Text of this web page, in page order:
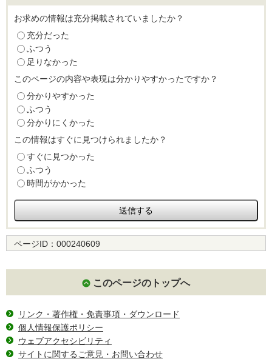
お求めの情報は充分掲載されていましたか？
充分だった
ふつう
足りなかった
このページの内容や表現は分かりやすかったですか？
分かりやすかった
ふつう
分かりにくかった
この情報はすぐに見つけられましたか？
すぐに見つかった
ふつう
時間がかかった
ページID： 000240609
このページのトップへ
リンク・著作権・免責事項・ダウンロード
個人情報保護ポリシー
ウェブアクセシビリティ
サイトに関するご意見・お問い合わせ